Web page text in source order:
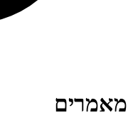
מאמרים